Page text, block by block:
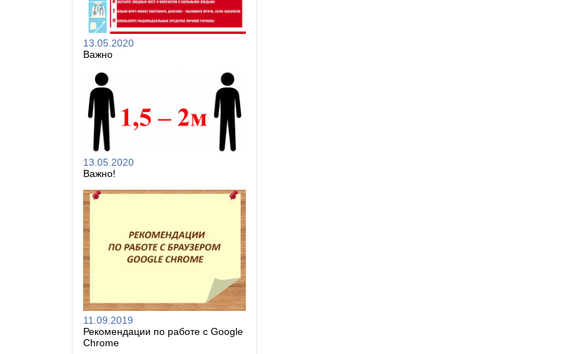
13.05.2020
Важно
13.05.2020
Важно!
11.09.2019
Рекомендации по работе с Google
Chrome